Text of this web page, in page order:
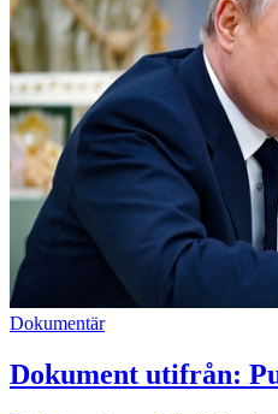
Dokumentär
Dokument utifrån: